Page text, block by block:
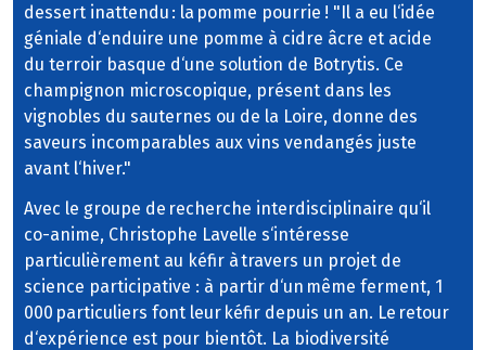
dessert inattendu : la pomme pourrie ! "Il a eu l‘idée
géniale d‘enduire une pomme à cidre âcre et acide
du terroir basque d‘une solution de Botrytis. Ce
champignon microscopique, présent dans les
vignobles du sauternes ou de la Loire, donne des
saveurs incomparables aux vins vendangés juste
avant l‘hiver."
Avec le groupe de recherche interdisciplinaire qu‘il
co-anime, Christophe Lavelle s‘intéresse
particulièrement au kéfir à travers un projet de
science participative : à partir d‘un même ferment, 1
000 particuliers font leur kéfir depuis un an. Le retour
d‘expérience est pour bientôt. La biodiversité